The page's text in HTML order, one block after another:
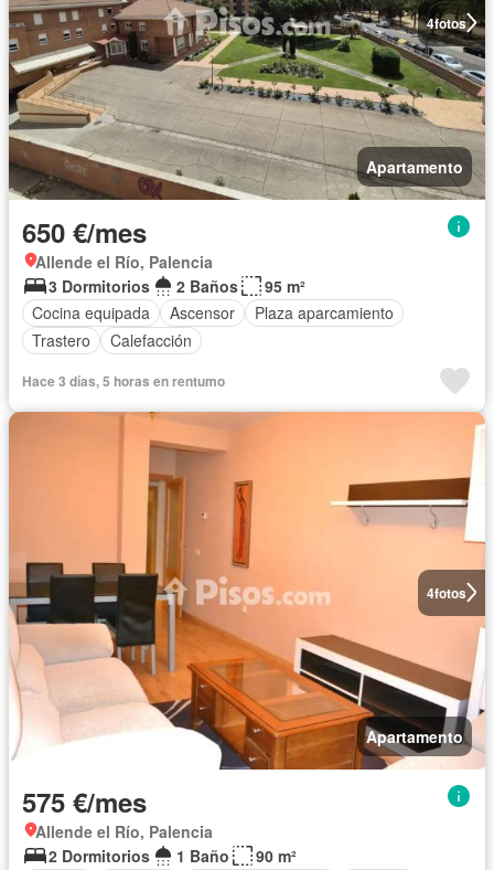
4fotos
Apartamento
650 €/mes
Allende el Río, Palencia
3 Dormitorios
2 Baños
95 m²
Cocina equipada
Ascensor
Plaza aparcamiento
Trastero
Calefacción
Hace 3 días, 5 horas en rentumo
4fotos
Apartamento
575 €/mes
Allende el Río, Palencia
2 Dormitorios
1 Baño
90 m²